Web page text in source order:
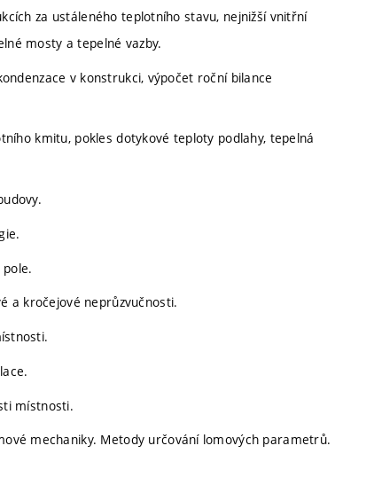
za ustáleného teplotního stavu, nejnižší vnitřní
mosty a tepelné vazby.
v konstrukci, výpočet roční bilance
kmitu, pokles dotykové teploty podlahy, tepelná
a kročejové neprůzvučnosti.
místnosti.
mechaniky. Metody určování lomových parametrů.